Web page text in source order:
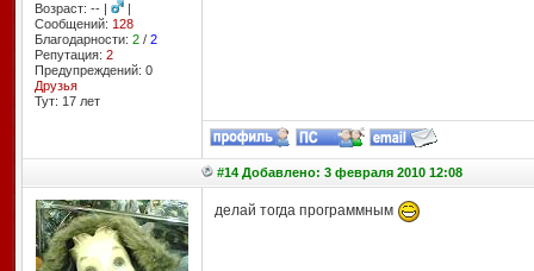
Возраст: -- |
|
Сообщений: 128
Благодарности: 2/ 2
Репутация: 2
Предупреждений: 0
Друзья
Тут: 17 лет
#14 Добавлено: 3 февраля 2010 12:08
делай тогда программным